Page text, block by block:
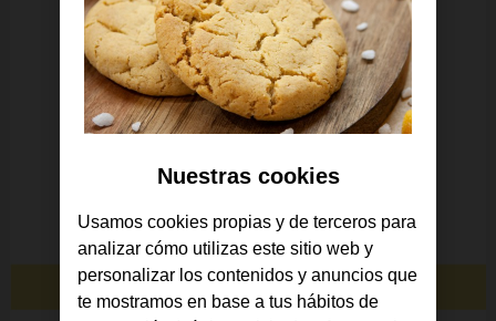
Nuestras cookies
Usamos cookies propias y de terceros para
analizar cómo utilizas este sitio web y
personalizar los contenidos y anuncios que
te mostramos en base a tus hábitos de